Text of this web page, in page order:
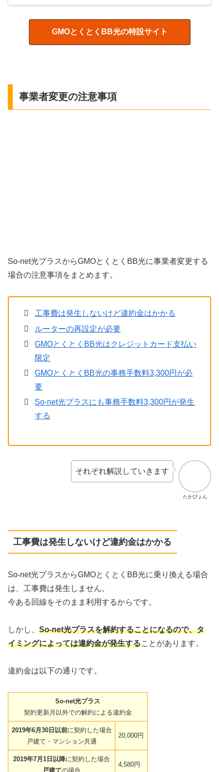
GMOとくとくBB光の特設サイト
事業者変更の注意事項
So-net光プラスからGMOとくとくBB光に事業者変更する
場合の注意事項をまとめます。
工事費は発生しないけど違約金はかかる
ルーターの再設定が必要
GMOとくとくBB光はクレジットカード支払い
限定
GMOとくとくBB光の事務手数料3,300円が必
要
So-net光プラスにも事務手数料3,300円が発生
する
たかぴょん
それぞれ解説していきます
工事費は発生しないけど違約金はかかる
So-net光プラスからGMOとくとくBB光に乗り換える場合
は、工事費は発生しません。
今ある回線をそのまま利用するからです。
しかし、 So-net光プラスを解約することになるので、タ
イミングによっては違約金が発生することがあります。
違約金は以下の通りです。
So-net光プラス
契約更新月以外での解約による違約金
2019年6月30日以前に契約した場合
戸建て・マンション共通
20,000円
2019年7月1日以降に契約した場合
戸建ての場合
4,580円